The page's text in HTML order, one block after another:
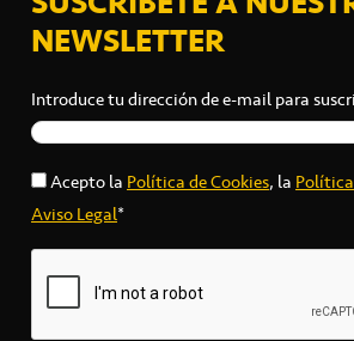
NEWSLETTER
Introduce tu dirección de e-mail para
Acepto laPolítica de Cookies, la
Aviso Legal*